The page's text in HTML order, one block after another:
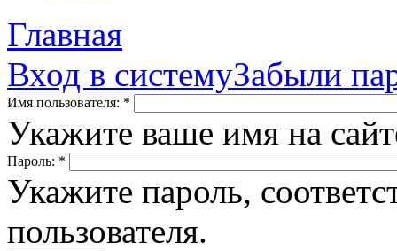
Главная
Вход в системуЗабыли
Имя пользователя: *
Укажите ваше имя на
Пароль: *
Укажите пароль,
пользователя.